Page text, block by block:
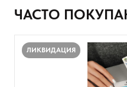
Ваше имя
Товар
Расскажите о
ЧАСТО
ЛИКВИДАЦИЯ